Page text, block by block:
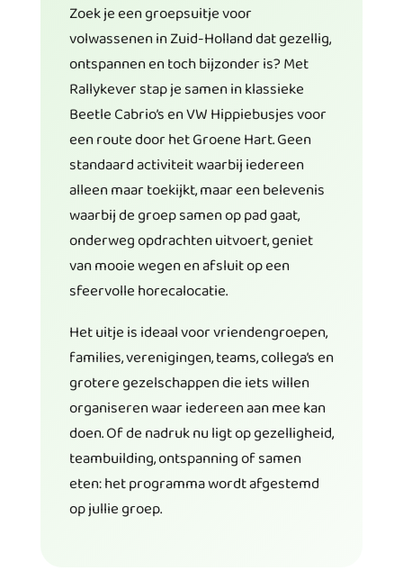
Zoek je een groepsuitje voor
volwassenen in Zuid-Holland dat gezellig,
ontspannen en toch bijzonder is? Met
Rallykever stap je samen in klassieke
Beetle Cabrio’s en VW Hippiebusjes voor
een route door het Groene Hart. Geen
standaard activiteit waarbij iedereen
alleen maar toekijkt, maar een belevenis
waarbij de groep samen op pad gaat,
onderweg opdrachten uitvoert, geniet
van mooie wegen en afsluit op een
sfeervolle horecalocatie.
Het uitje is ideaal voor vriendengroepen,
families, verenigingen, teams, collega’s en
grotere gezelschappen die iets willen
organiseren waar iedereen aan mee kan
doen. Of de nadruk nu ligt op gezelligheid,
teambuilding, ontspanning of samen
eten: het programma wordt afgestemd
op jullie groep.